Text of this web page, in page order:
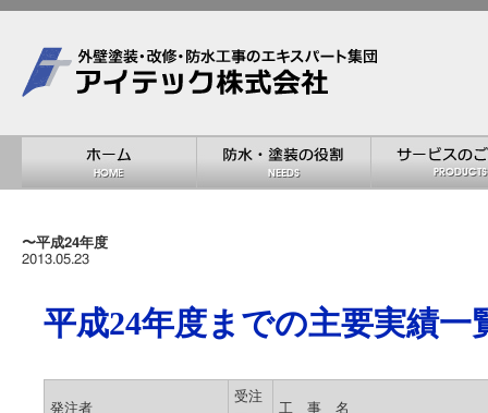
〜平成24年度
2013.05.23
平成24年度までの主要実績一
発注者
受注
工 事 名